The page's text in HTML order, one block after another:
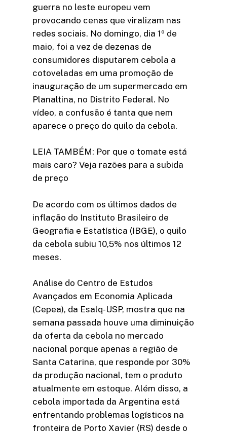
guerra no leste europeu vem
provocando cenas que viralizam nas
redes sociais. No domingo, dia 1º de
maio, foi a vez de dezenas de
consumidores disputarem cebola a
cotoveladas em uma promoção de
inauguração de um supermercado em
Planaltina, no Distrito Federal. No
vídeo, a confusão é tanta que nem
aparece o preço do quilo da cebola.
LEIA TAMBÉM: Por que o tomate está
mais caro? Veja razões para a subida
de preço
De acordo com os últimos dados de
inflação do Instituto Brasileiro de
Geografia e Estatística (IBGE), o quilo
da cebola subiu 10,5% nos últimos 12
meses.
Análise do Centro de Estudos
Avançados em Economia Aplicada
(Cepea), da Esalq-USP, mostra que na
semana passada houve uma diminuição
da oferta da cebola no mercado
nacional porque apenas a região de
Santa Catarina, que responde por 30%
da produção nacional, tem o produto
atualmente em estoque. Além disso, a
cebola importada da Argentina está
enfrentando problemas logísticos na
fronteira de Porto Xavier (RS) desde o